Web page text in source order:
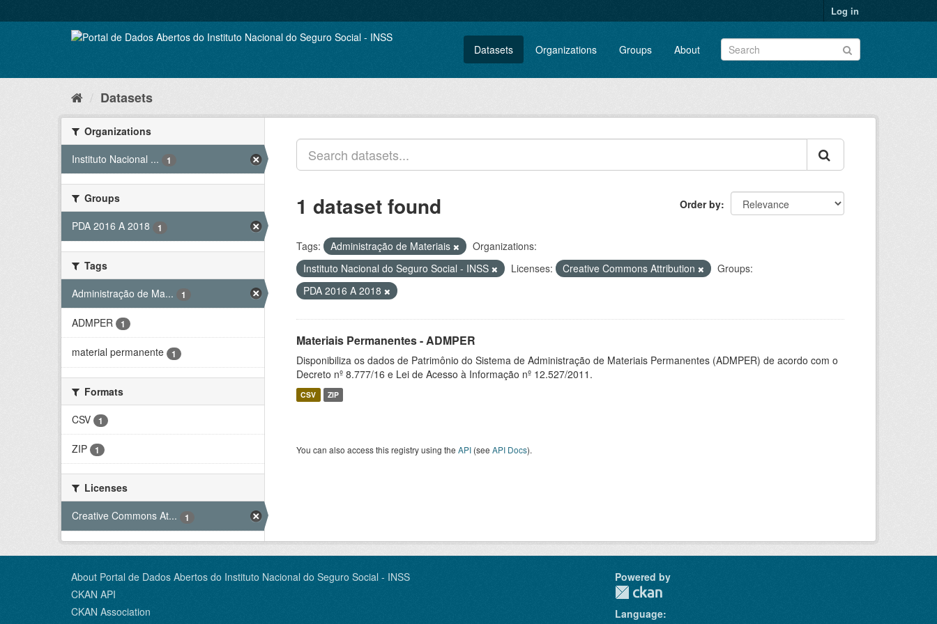
to
Log in
Datasets Organizations Groups About
Datasets
Organizations
Instituto Nacional ...
1
Groups
PDA 2016 A 2018
1
Tags
Administração de Ma...
1
ADMPER 1
material permanente 1
Formats
CSV
1
ZIP 1
Licenses
Creative Commons At...
1
Order by
1 dataset found
Tags: Administração de Materiais
Organizations:
Instituto Nacional do Seguro Social - INSS
Licenses: Creative Commons Attribution
Groups:
PDA 2016 A 2018
Materiais Permanentes - ADMPER
Disponibiliza os dados de Patrimônio do Sistema de Administração de Materiais Permanentes (ADMPER) de acordo com o
Decreto nº 8.777/16 e Lei de Acesso à Informação nº 12.527/2011.
CSV ZIP
You can also access this registry using the API (see API Docs).
About Portal de Dados Abertos do Instituto Nacional do Seguro Social - INSS
CKAN API
CKAN Association
Powered by
Language